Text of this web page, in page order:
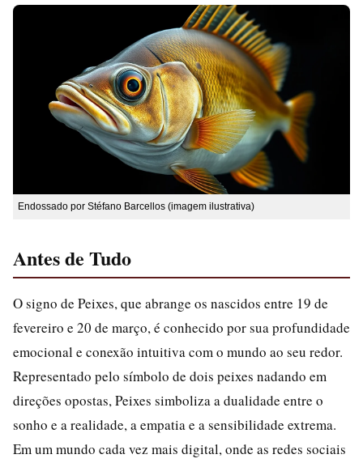
Endossado por Stéfano Barcellos (imagem ilustrativa)
Antes de Tudo
O signo de Peixes, que abrange os nascidos entre 19 de
fevereiro e 20 de março, é conhecido por sua profundidade
emocional e conexão intuitiva com o mundo ao seu redor.
Representado pelo símbolo de dois peixes nadando em
direções opostas, Peixes simboliza a dualidade entre o
sonho e a realidade, a empatia e a sensibilidade extrema.
Em um mundo cada vez mais digital, onde as redes sociais